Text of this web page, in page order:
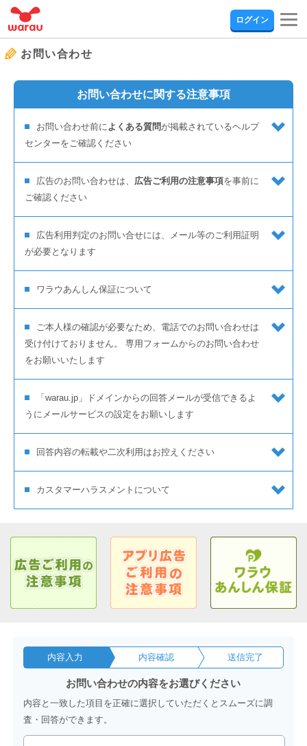
ログイン
お問い合わせ
お問い合わせに関する注意事項
お問い合わせ前によくある質問が掲載されているヘルプ
センターをご確認ください
広告のお問い合わせは、 広告ご利用の注意事項を事前に
ご確認ください
広告利用判定のお問い合せには、メール等のご利用証明
が必要となります
ワラウあんしん保証について
ご本人様の確認が必要なため、電話でのお問い合わせは
受け付けておりません。 専用フォームからのお問い合わせ
をお願いいたします
「warau.jp」ドメインからの回答メールが受信できるよ
うにメールサービスの設定をお願いします
回答内容の転載や二次利用はお控えください
カスタマーハラスメントについて
内容入力 内容確認 送信完了
お問い合わせの内容をお選びください
内容と一致した項目を正確に選択していただくとスムーズに調
査・回答ができます。